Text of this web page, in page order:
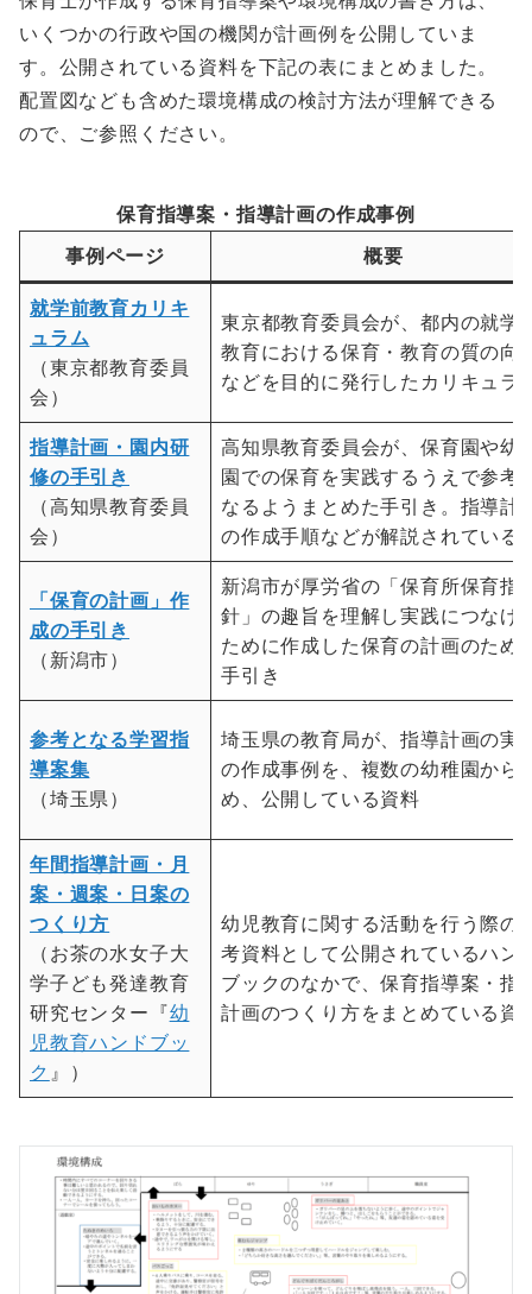
いくつかの行政や国の機関が計画例を公開していま
す。公開されている資料を下記の表にまとめました。
配置図なども含めた環境構成の検討方法が理解できる
ので、ご参照ください。
保育指導案・指導計画の作成事例
事例ページ
概要
就学前教育カリキ
ュラム
（東京都教育委員
会）
東京都教育委員会が、都内の就学
教育における保育・教育の質の向
などを目的に発行したカリキュラ
指導計画・園内研
修の手引き
（高知県教育委員
会）
高知県教育委員会が、保育園や幼
園での保育を実践するうえで参考
なるようまとめた手引き。指導計
の作成手順などが解説されている
「保育の計画」作
成の手引き
（新潟市）
新潟市が厚労省の「保育所保育指
針」の趣旨を理解し実践につなげ
ために作成した保育の計画のため
手引き
参考となる学習指
導案集
（埼玉県）
埼玉県の教育局が、指導計画の実
の作成事例を、複数の幼稚園から
め、公開している資料
年間指導計画・月
案・週案・日案の
つくり方
（お茶の水女子大
学子ども発達教育
研究センター『幼
児教育ハンドブッ
ク 』）
幼児教育に関する活動を行う際の
考資料として公開されているハン
ブックのなかで、保育指導案・指
計画のつくり方をまとめている資